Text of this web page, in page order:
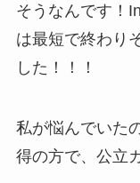
そうなんです！
は最短で終わり
した！！！
私が悩んでいた
得の方で、公立